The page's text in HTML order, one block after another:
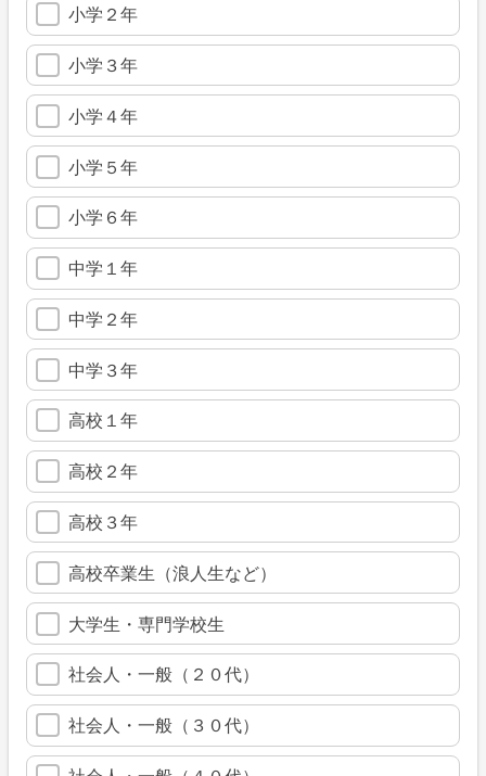
小学２年
小学３年
小学４年
小学５年
小学６年
中学１年
中学２年
中学３年
高校１年
高校２年
高校３年
高校卒業生（浪人生など）
大学生・専門学校生
社会人・一般（２０代）
社会人・一般（３０代）